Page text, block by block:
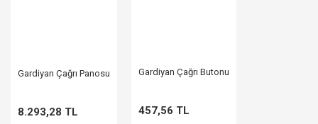
Gardiyan Çağrı Panosu
8.293,28 TL
Gardiyan Çağrı Butonu
457,56 TL